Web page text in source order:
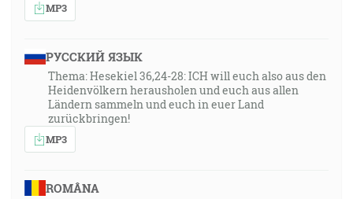
MP3
РУССКИЙ ЯЗЫК
Thema: Hesekiel 36,24-28: ICH will euch also aus den
Heidenvölkern herausholen und euch aus allen
Ländern sammeln und euch in euer Land
zurückbringen!
MP3
ROMÂNA